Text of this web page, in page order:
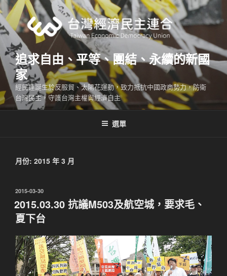
跳
至
主
內
容
追求自由、平等、團結、永續的新國
家
經民連誕生於反服貿、太陽花運動，致力抵抗中國政商勢力，防衛
台灣民主，守護台灣主權與經濟自主
選單
月份: 2015 年 3 月
發
於
2015-03-30
2015.03.30 抗議M503及航空城，要求毛、
夏下台